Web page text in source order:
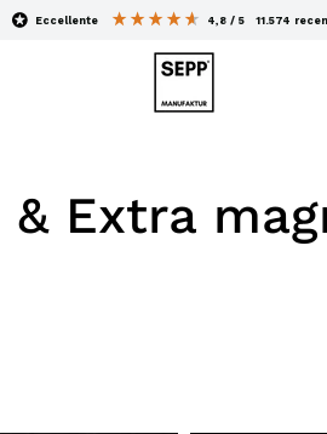
eccellente 4,8 / 5 11.574
Extra